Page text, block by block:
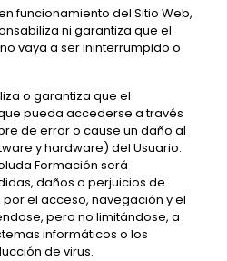
funcionamiento del Sitio Web,
ni garantiza que el
vaya a ser ininterrumpido o
o garantiza que el
pueda accederse a través
de error o cause un daño al
y hardware) del Usuario.
Formación será
daños o perjuicios de
el acceso, navegación y el
pero no limitándose, a
informáticos o los
de virus.